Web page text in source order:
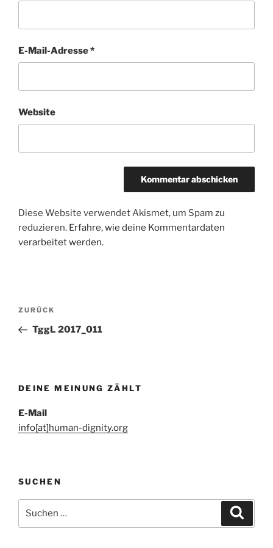
E-Mail-Adresse*
Website
Diese Website verwendet Akismet, um Spam zu
reduzieren. Erfahre, wie deine Kommentardaten
verarbeitet werden.
Beitragsnavigation
Vorheriger
Beitrag
ZURÜCK
TggL 2017_011
DEINE MEINUNG ZÄHLT
E-Mail
info[at]human-dignity.org
SUCHEN
nach: